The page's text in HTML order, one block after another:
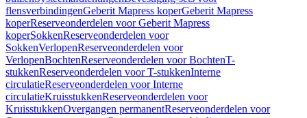
flensverbindingenGeberit Mapress koperGeberit Mapress
koperReserveonderdelen voor Geberit Mapress
koperSokkenReserveonderdelen voor
SokkenVerlopenReserveonderdelen voor
VerlopenBochtenReserveonderdelen voor BochtenT-
stukkenReserveonderdelen voor T-stukkenInterne
circulatieReserveonderdelen voor Interne
circulatieKruisstukkenReserveonderdelen voor
KruisstukkenOvergangen permanentReserveonderdelen voor